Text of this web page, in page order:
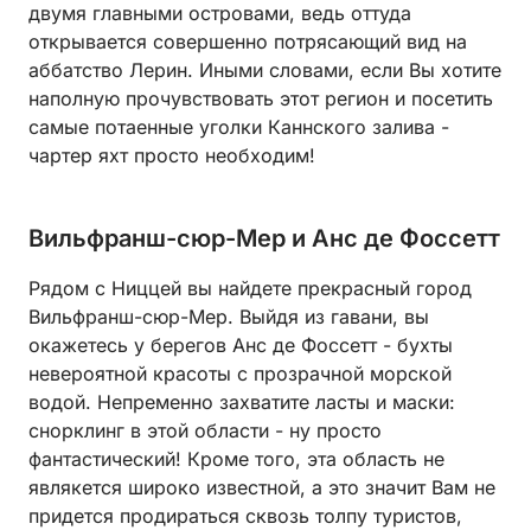
двумя главными островами, ведь оттуда
открывается совершенно потрясающий вид на
аббатство Лерин. Иными словами, если Вы хотите
наполную прочувствовать этот регион и посетить
самые потаенные уголки Каннского залива -
чартер яхт просто необходим!
Вильфранш-сюр-Мер и Анс де Фоссетт
Рядом с Ниццей вы найдете прекрасный город
Вильфранш-сюр-Мер. Выйдя из гавани, вы
окажетесь у берегов Анс де Фоссетт - бухты
невероятной красоты с прозрачной морской
водой. Непременно захватите ласты и маски:
снорклинг в этой области - ну просто
фантастический! Кроме того, эта область не
являкется широко известной, а это значит Вам не
придется продираться сквозь толпу туристов,